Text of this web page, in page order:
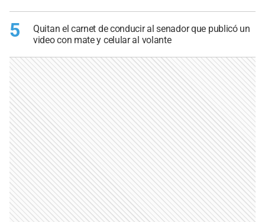
5
Quitan el carnet de conducir al senador que publicó un
video con mate y celular al volante